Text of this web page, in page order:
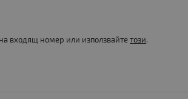
входящ номер или използвайтетози.